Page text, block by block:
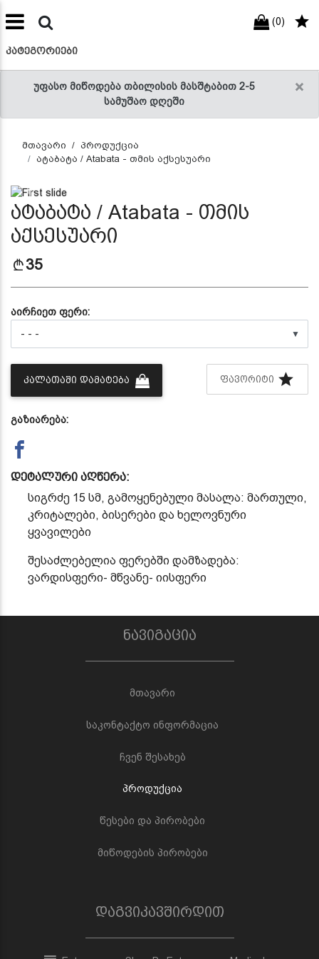
×
უფასო მიწოდება თბილისის მასშტაბით 2-5
სამუშაო დღეში
(0)
ᲙᲐᲢᲔᲒᲝᲠᲘᲔᲑᲘ
მთავარი
პროდუქცია
ატაბატა / Atabata - თმის აქსესუარი
Previous
ატაბატა / Atabata - თმის
აქსესუარი
35
აირჩიეთ ფერი:
▼
ᲙᲐᲚᲐᲗᲐᲨᲘ ᲓᲐᲛᲐᲢᲔᲑᲐ ᲤᲐᲕᲝᲠᲘᲢᲘ
გაზიარება:
დეტალური აღწერა:
სიგრძე 15 სმ, გამოყენებული მასალა: მართული,
კრიტალები, ბისერები და ხელოვნური
ყვავილები
შესაძლებელია ფერებში დამზადება:
ვარდისფერი- მწვანე- იისფერი
ნავიგაცია
მთავარი
საკონტაქტო ინფორმაცია
ჩვენ შესახებ
პროდუქცია
წესები და პირობები
მიწოდების პირობები
დაგვიკავშირდით